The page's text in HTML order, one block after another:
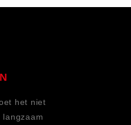
het niet
langzaam